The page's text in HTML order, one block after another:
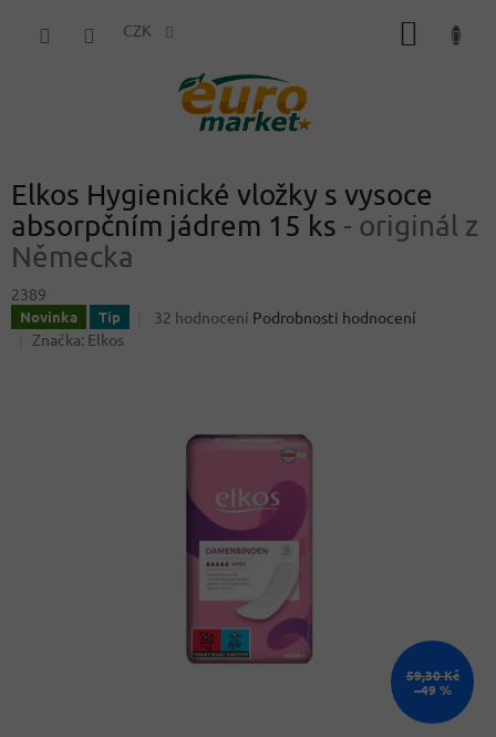
CZK
Elkos Hygienické vložky s vysoce
absorpčním jádrem 15 ks - originál z
Německa
2389
Novinka Tip
Průměrné
32 hodnocení Podrobnosti hodnocení
Značka: Elkos
59,30 Kč
–49 %